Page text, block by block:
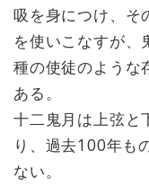
吸を身につけ、そ
を使いこなすが、
種の使徒のような
ある。
十二鬼月は上弦と
り、過去100年も
ない。